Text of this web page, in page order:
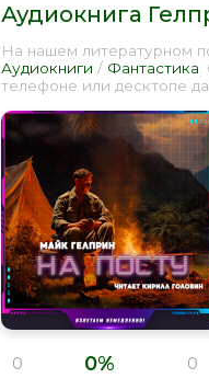
Аудиокнига
На нашем литературном
Аудиокниги / Фантастика
телефоне или десктопе
0 0% 0